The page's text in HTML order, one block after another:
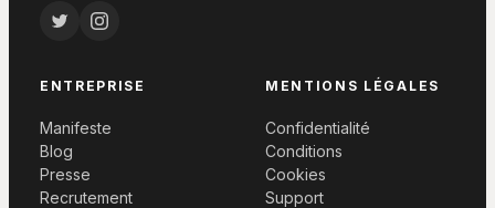
ENTREPRISE
Manifeste
Blog
Presse
Recrutement
MENTIONS LÉGALES
Confidentialité
Conditions
Cookies
Support